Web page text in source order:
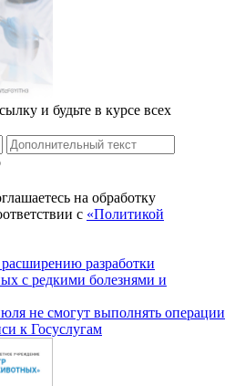
и будьте в курсе всех
на обработку
с «Политикой
разработки
с редкими болезнями и
не смогут выполнять операции
к Госуслугам